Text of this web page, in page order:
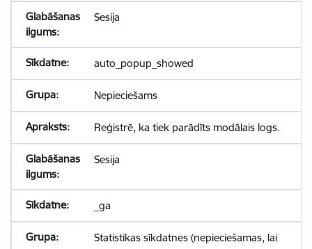
Sesija
auto_popup_showed
Nepieciešams
Reģistrē, ka tiek parādīts modālais logs.
Sesija
_ga
Statistikas sīkdatnes (nepieciešamas, lai